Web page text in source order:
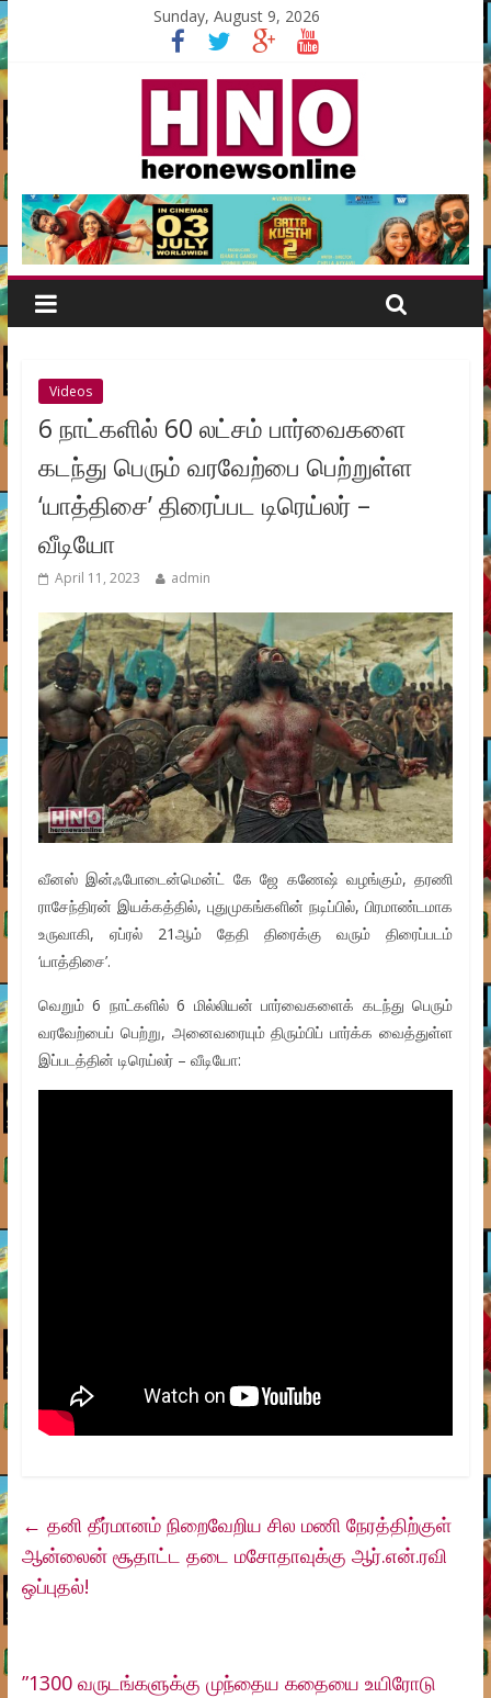
Sunday, August 9, 2026
Videos
6 நாட்களில் 60 லட்சம் பார்வைகளை
கடந்து பெரும் வரவேற்பை பெற்றுள்ள
‘யாத்திசை’ திரைப்பட டிரெய்லர் –
வீடியோ
April 11, 2023 admin
வீனஸ் இன்ஃபோடைன்மென்ட் கே ஜே கணேஷ் வழங்கும், தரணி
ராசேந்திரன் இயக்கத்தில், புதுமுகங்களின் நடிப்பில், பிரமாண்டமாக
உருவாகி, ஏப்ரல் 21ஆம் தேதி திரைக்கு வரும் திரைப்படம்
‘யாத்திசை’.
வெறும் 6 நாட்களில் 6 மில்லியன் பார்வைகளைக் கடந்து பெரும்
வரவேற்பைப் பெற்று, அனைவரையும் திரும்பிப் பார்க்க வைத்துள்ள
இப்படத்தின் டிரெய்லர் – வீடியோ:
← தனி தீர்மானம் நிறைவேறிய சில மணி நேரத்திற்குள்
ஆன்லைன் சூதாட்ட தடை மசோதாவுக்கு ஆர்.என்.ரவி
ஒப்புதல்!
”1300 வருடங்களுக்கு முந்தைய கதையை உயிரோடு